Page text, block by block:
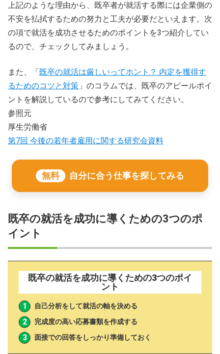
上記のような理由から、既卒者が就活する際には企業側の
不安を払拭するための努力と工夫が必要だといえます。次
の項で就活を成功させるためのポイントを3つ紹介してい
るので、チェックしてみましょう。
また、「 既卒の就活は厳しいってホント？ 内定を獲得す
るためのコツと対策 」のコラムでは、既卒のアピールポイ
ントを解説しているので参考にしてみてください。
参照元
厚生労働省
第7回 今後の若年者雇用に関する研究会資料
無料 自分に合う仕事を探してみる
既卒の就活を成功に導くための3つのポ
イント
既卒の就活を成功に導くための3つのポイ
ント
自己分析をして就活の軸を決める
完成度の高い応募書類を作成する
面接での回答をしっかり準備しておく